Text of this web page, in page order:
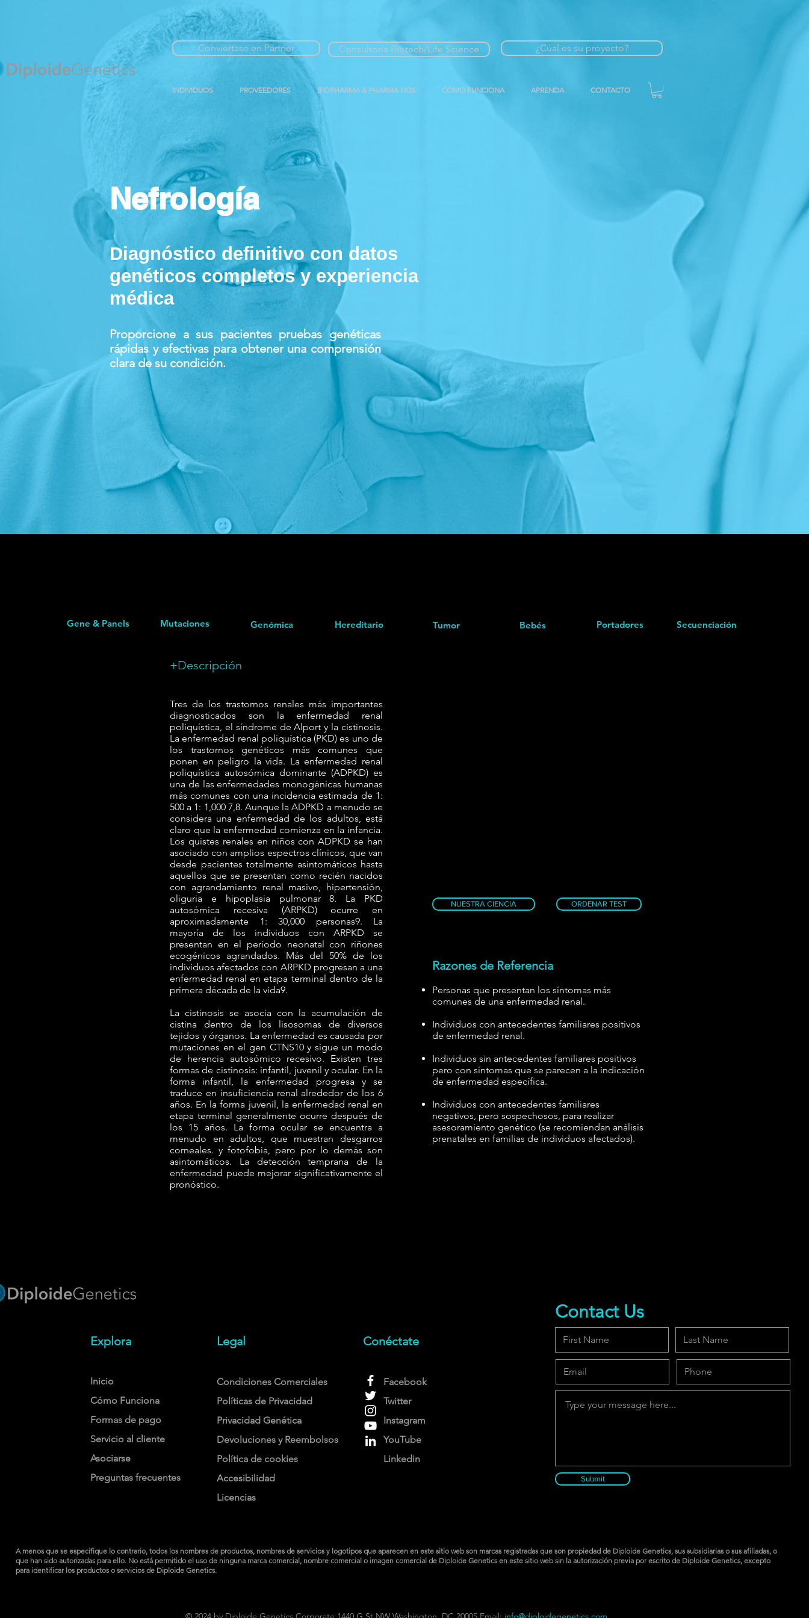
Nefrología
Diagnóstico definitivo con datos
genéticos completos y experiencia
médica
Proporcione a sus pacientes pruebas genéticas
rápidas y efectivas para obtener una comprensión
clara de su condición.
+Descripción
Tres de los trastornos renales más importantes
diagnosticados son la enfermedad renal
poliquística, el síndrome de Alport y la cistinosis.
La enfermedad renal poliquística (PKD) es uno de
los trastornos genéticos más comunes que
ponen en peligro la vida. La enfermedad renal
poliquística autosómica dominante (ADPKD) es
una de las enfermedades monogénicas humanas
más comunes con una incidencia estimada de 1:
500 a 1: 1,000 7,8. Aunque la ADPKD a menudo se
considera una enfermedad de los adultos, está
claro que la enfermedad comienza en la infancia.
Los quistes renales en niños con ADPKD se han
asociado con amplios espectros clínicos, que van
desde pacientes totalmente asintomáticos hasta
aquellos que se presentan como recién nacidos
con agrandamiento renal masivo, hipertensión,
oliguria e hipoplasia pulmonar 8. La PKD
autosómica recesiva (ARPKD) ocurre en
aproximadamente 1: 30,000 personas9. La
mayoría de los individuos con ARPKD se
presentan en el período neonatal con riñones
ecogénicos agrandados. Más del 50% de los
individuos afectados con ARPKD progresan a una
enfermedad renal en etapa terminal dentro de la
primera década de la vida9.
La cistinosis se asocia con la acumulación de
cistina dentro de los lisosomas de diversos
tejidos y órganos. La enfermedad es causada por
mutaciones en el gen CTNS10 y sigue un modo
de herencia autosómico recesivo. Existen tres
formas de cistinosis: infantil, juvenil y ocular. En la
forma infantil, la enfermedad progresa y se
traduce en insuficiencia renal alrededor de los 6
años. En la forma juvenil, la enfermedad renal en
etapa terminal generalmente ocurre después de
los 15 años. La forma ocular se encuentra a
menudo en adultos, que muestran desgarros
corneales. y fotofobia, pero por lo demás son
asintomáticos. La detección temprana de la
enfermedad puede mejorar significativamente el
pronóstico.
NUESTRA CIENCIA ORDENAR TEST
Razones de Referencia
Personas que presentan los síntomas más
comunes de una enfermedad renal.
Individuos con antecedentes familiares positivos
de enfermedad renal.
Individuos sin antecedentes familiares positivos
pero con síntomas que se parecen a la indicación
de enfermedad específica.
Individuos con antecedentes familiares
negativos, pero sospechosos, para realizar
asesoramiento genético (se recomiendan análisis
prenatales en familias de individuos afectados).
INDIVIDUOS PROVEEDORES BIOPHARMA & PHARMA NGS CÓMO FUNCIONA APRENDA CONTACTO
¿Cúal es su proyecto?
Consultoría Biotech/Life Science
Conviértase en Partner
Gene & Panels Mutaciones Genómica Hereditario Tumor Bebés Portadores Secuenciación
Explora
Inicio
Cómo Funciona
Formas de pago
Servicio al cliente
Asociarse
Preguntas frecuentes
Legal
Condiciones Comerciales
Políticas de Privacidad
Privacidad Genética
Devoluciones y Reembolsos
Política de cookies
Accesibilidad
Licencias
Conéctate
Facebook
Twitter
Instagram
YouTube
Linkedin
Contact Us
Submit
A menos que se especifique lo contrario, todos los nombres de productos, nombres de servicios y logotipos que aparecen en este sitio web son marcas registradas que son propiedad de Diploide Genetics, sus subsidiarias o sus afiliadas, o
que han sido autorizadas para ello. No está permitido el uso de ninguna marca comercial, nombre comercial o imagen comercial de Diploide Genetics en este sitio web sin la autorización previa por escrito de Diploide Genetics, excepto
para identificar los productos o servicios de Diploide Genetics.